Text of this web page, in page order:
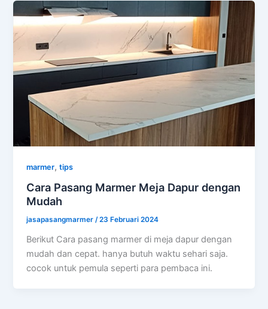
marmer,tips
Cara Pasang Marmer Meja Dapur dengan
Mudah
jasapasangmarmer/23 Februari 2024
Berikut Cara pasang marmer di meja dapur dengan
mudah dan cepat. hanya butuh waktu sehari saja.
cocok untuk pemula seperti para pembaca ini.